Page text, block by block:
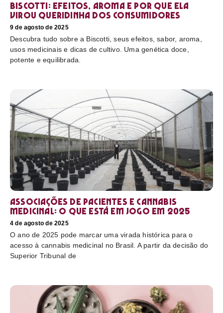
Biscotti: efeitos, aroma e por que ela
virou queridinha dos consumidores
9 de agosto de 2025
Descubra tudo sobre a Biscotti, seus efeitos, sabor, aroma,
usos medicinais e dicas de cultivo. Uma genética doce,
potente e equilibrada.
Associações de pacientes e cannabis
medicinal: o que está em jogo em 2025
4 de agosto de 2025
O ano de 2025 pode marcar uma virada histórica para o
acesso à cannabis medicinal no Brasil. A partir da decisão do
Superior Tribunal de